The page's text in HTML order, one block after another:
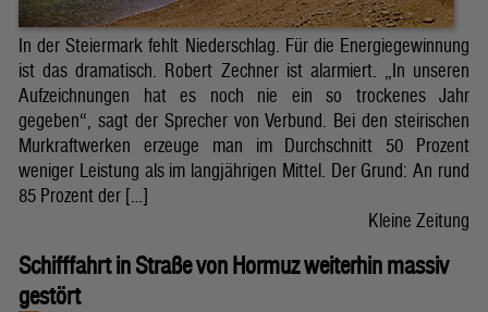
In der Steiermark fehlt Niederschlag. Für die Energiegewinnung
ist das dramatisch. Robert Zechner ist alarmiert. „In unseren
Aufzeichnungen hat es noch nie ein so trockenes Jahr
gegeben“, sagt der Sprecher von Verbund. Bei den steirischen
Murkraftwerken erzeuge man im Durchschnitt 50 Prozent
weniger Leistung als im langjährigen Mittel. Der Grund: An rund
85 Prozent der […]
Kleine Zeitung
Schifffahrt in Straße von Hormuz weiterhin massiv
gestört